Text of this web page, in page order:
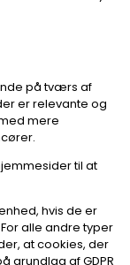
på tværs af
er relevante og
mere
til at
hvis de er
alle andre typer
at cookies, der
grundlag af GDPR